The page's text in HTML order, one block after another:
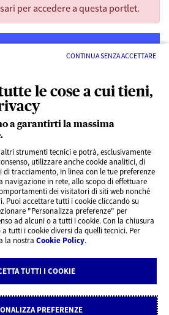
le cose a cui tieni,
a garantirti la massima
strumenti tecnici e potrà, esclusivamente
utilizzare anche cookie analitici, di
tracciamento, in linea con le tue preferenze
navigazione in rete, allo scopo di effettuare
dei visitatori di siti web nonché
Puoi accettare tutti i cookie cliccando su
"Personalizza preferenze" per
ad alcuni o a tutti i cookie. Con la chiusura
tutti i cookie diversi da quelli tecnici. Per
la nostra Cookie Policy.
CONTINUA SENZA ACCETTARE
TUTTI I COOKIE
PREFERENZE
per accedere a questa portlet.
Privacy
le tue scelte sui Cookie
Cookie Policy
Note legali